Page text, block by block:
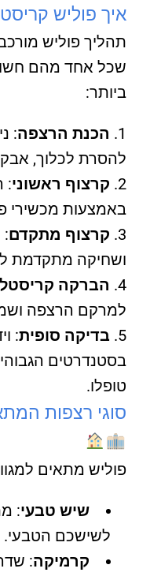
איך פוליש
תהליך פוליש
שכל אחד מהם
ביותר:
הכנת הרצפה:
להסרת לכלוך, אבק
קרצוף ראשוני:
באמצעות מכשירי
קרצוף מתקדם:
ושחיקה מתקדמת
הברקה
למרקם הרצפה
בדיקה סופית:
בסטנדרטים
טופלו.
סוגי רצפות
פוליש מתאים
שיש טבעי:
לשישכם הטבעי.
קרמיקה: